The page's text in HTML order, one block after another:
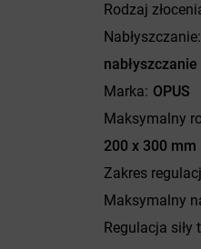
Rodzaj
Nabłyszczanie
Marka OPUS
Maksymalny
200 x 300 mm
Zakres
Maksymalny
Regulacja siły